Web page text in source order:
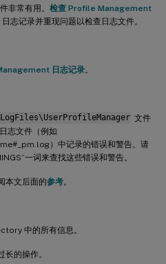
非常有用。 检查 Profile Management
志记录并重现问题以检查日志文件。
日志记录。
文件
志文件（例如
）中记录的错误和警告。请
一词来查找这些错误和警告。
本文后面的参考。
中的所有信息。
的操作。